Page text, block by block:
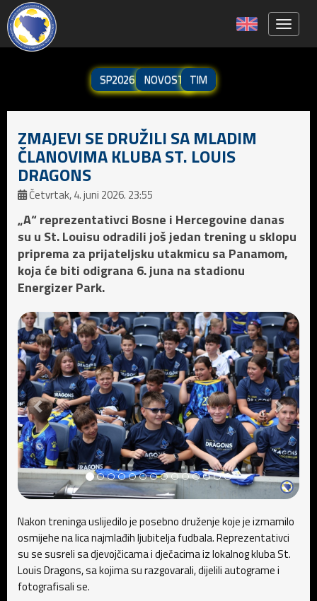
SP2026 NOVOSTI TIM
ZMAJEVI SE DRUŽILI SA MLADIM
ČLANOVIMA KLUBA ST. LOUIS
DRAGONS
Četvrtak, 4. juni 2026. 23:55
„A“ reprezentativci Bosne i Hercegovine danas
su u St. Louisu odradili još jedan trening u sklopu
priprema za prijateljsku utakmicu sa Panamom,
koja će biti odigrana 6. juna na stadionu
Energizer Park.
Nakon treninga uslijedilo je posebno druženje koje je izmamilo
osmijehe na lica najmlađih ljubitelja fudbala. Reprezentativci
su se susreli sa djevojčicama i dječacima iz lokalnog kluba St.
Louis Dragons, sa kojima su razgovarali, dijelili autograme i
fotografisali se.